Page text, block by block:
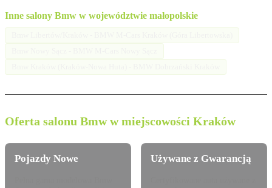
Inne salony Bmw w województwie małopolskie
Oferta salonu Bmw w miejscowości Kraków
Pojazdy Nowe Używane z Gwarancją